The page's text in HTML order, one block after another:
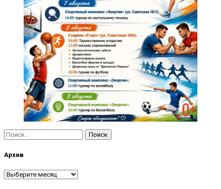
Найти:
Архив
Архив